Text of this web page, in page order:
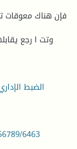
فإن هناك معوقات
وتت ا رجع
الضبط
6463